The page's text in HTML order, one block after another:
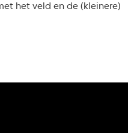
het veld en de (kleinere)